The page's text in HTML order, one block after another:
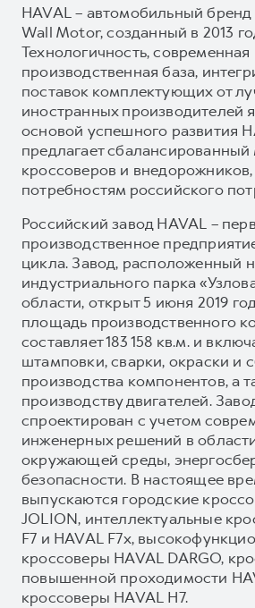
HAVAL – автомобильный
Wall Motor, созданный в 2013
Технологичность, современная
производственная база,
поставок комплектующих от
иностранных производителей
основой успешного развития
предлагает
кроссоверов и
потребностям российского
Российский завод HAVAL –
производственное
цикла. Завод, расположенный
индустриального парка
области, открыт 5 июня 2019
площадь производственного
составляет 183 158 кв.м. и
штамповки, сварки, окраски и
производства компонентов, а
производству двигателей.
спроектирован с учетом
инженерных решений в
окружающей среды,
безопасности. В настоящее
выпускаются городские
JOLION, интеллектуальные
F7 и HAVAL F7x,
кроссоверы HAVAL DARGO,
повышенной проходимости
кроссоверы HAVAL H7.